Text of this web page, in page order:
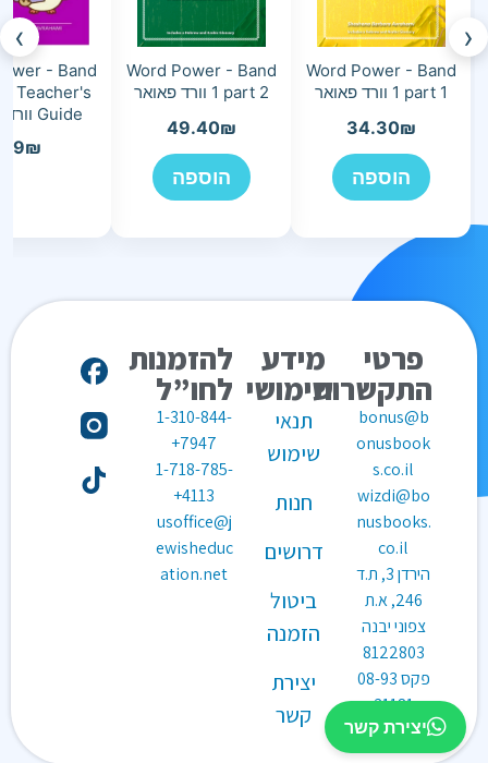
‹
Word Power - Band
1 part 1 וורד פאואר
34.30₪
הוספה
Word Power - Band
1 part 2 וורד פאואר
49.40₪
הוספה
- Band
Teacher's
Guide וורד פאואר
49₪
›
פרטי
התקשרות
bonus@b
onusbook
s.co.il
wizdi@bo
nusbooks.
co.il
הירדן 3, ת.ד
246, א.ת
צפוני יבנה
8122803
פקס08-93
31181
מידע
שימושי
תנאי
שימוש
חנות
דרושים
ביטול
הזמנה
יצירת
קשר
להזמנות
לחו”ל
1-310-844-
7947+
1-718-785-
4113+
usoffice@j
ewisheduc
ation.net
יצירת קשר